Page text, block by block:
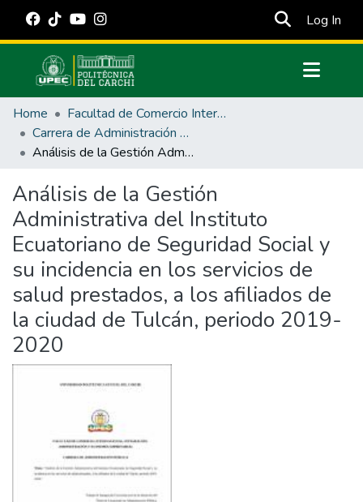
Log In
Communities & Collections
All of DSpace
Statistics
Estadísticas Externas
Manuales
Home
Facultad de Comercio Internacional, Integración, Administración y Economía Empresarial
Carrera de Administración Pública
Análisis de la Gestión Administrativa del Instituto Ecuatoriano de Seguridad Social y su incidencia en los servicios de salud prestados, a los afiliados de la ciudad de Tulcán, periodo 2019- 2020
Análisis de la Gestión
Administrativa del Instituto
Ecuatoriano de Seguridad Social y
su incidencia en los servicios de
salud prestados, a los afiliados de
la ciudad de Tulcán, periodo 2019-
2020